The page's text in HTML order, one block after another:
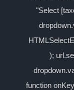
"Select
);
function